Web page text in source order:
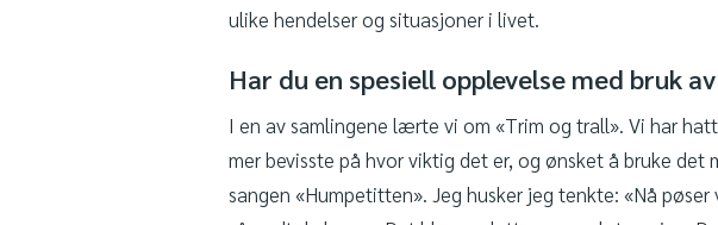
ulike hendelser og situasjoner i livet.
Har du en spesiell opplevelse med bruk
I en av samlingene lærte vi om «Trim og trall». Vi har
mer bevisste på hvor viktig det er, og ønsket å bruke
sangen «Humpetitten». Jeg husker jeg tenkte: «Nå